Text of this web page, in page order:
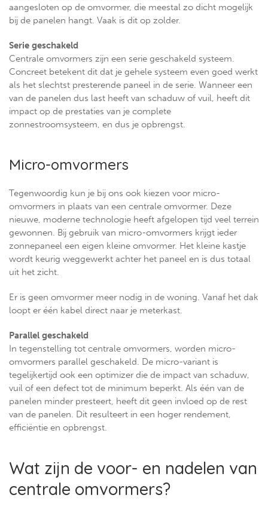
aangesloten op de omvormer, die meestal zo dicht mogelijk
bij de panelen hangt. Vaak is dit op zolder.
Serie geschakeld
Centrale omvormers zijn een serie geschakeld systeem.
Concreet betekent dit dat je gehele systeem even goed werkt
als het slechtst presterende paneel in de serie. Wanneer een
van de panelen dus last heeft van schaduw of vuil, heeft dit
impact op de prestaties van je complete
zonnestroomsysteem, en dus je opbrengst.
Micro-omvormers
Tegenwoordig kun je bij ons ook kiezen voor micro-
omvormers in plaats van een centrale omvormer. Deze
nieuwe, moderne technologie heeft afgelopen tijd veel terrein
gewonnen. Bij gebruik van micro-omvormers krijgt ieder
zonnepaneel een eigen kleine omvormer. Het kleine kastje
wordt keurig weggewerkt achter het paneel en is dus totaal
uit het zicht.
Er is geen omvormer meer nodig in de woning. Vanaf het dak
loopt er één kabel direct naar je meterkast.
Parallel geschakeld
In tegenstelling tot centrale omvormers, worden micro-
omvormers parallel geschakeld. De micro-variant is
tegelijkertijd ook een optimizer die de impact van schaduw,
vuil of een defect tot de minimum beperkt. Als één van de
panelen minder presteert, heeft dit geen invloed op de rest
van de panelen. Dit resulteert in een hoger rendement,
efficiëntie en opbrengst.
Wat zijn de voor- en nadelen van
centrale omvormers?